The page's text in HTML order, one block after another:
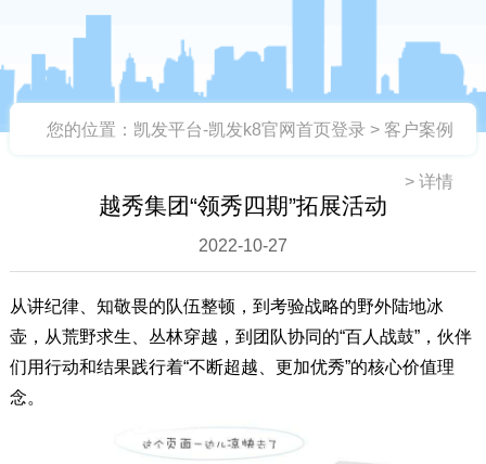
您的位置： 凯发平台-凯发k8官网首页登录 > 客户案例
> 详情
越秀集团“领秀四期”拓展活动
2022-10-27
从讲纪律、知敬畏的队伍整顿，到考验战略的野外陆地冰
壶，从荒野求生、丛林穿越，到团队协同的“百人战鼓”，伙伴
们用行动和结果践行着“不断超越、更加优秀”的核心价值理
念。